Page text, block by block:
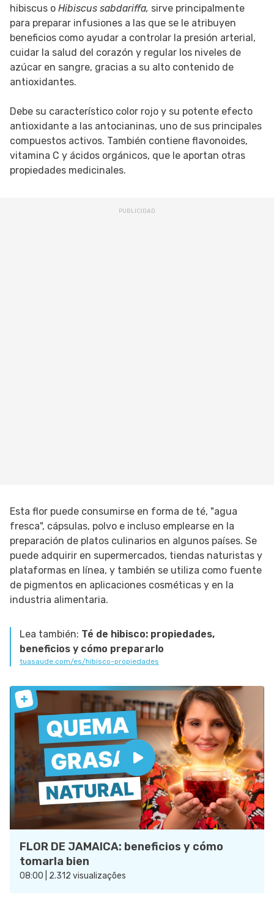
hibiscus o Hibiscus sabdariffa, sirve principalmente
para preparar infusiones a las que se le atribuyen
beneficios como ayudar a controlar la presión arterial,
cuidar la salud del corazón y regular los niveles de
azúcar en sangre, gracias a su alto contenido de
antioxidantes.
Debe su característico color rojo y su potente efecto
antioxidante a las antocianinas, uno de sus principales
compuestos activos. También contiene flavonoides,
vitamina C y ácidos orgánicos, que le aportan otras
propiedades medicinales.
Esta flor puede consumirse en forma de té, "agua
fresca", cápsulas, polvo e incluso emplearse en la
preparación de platos culinarios en algunos países. Se
puede adquirir en supermercados, tiendas naturistas y
plataformas en línea, y también se utiliza como fuente
de pigmentos en aplicaciones cosméticas y en la
industria alimentaria.
Lea también: Té de hibisco: propiedades,
beneficios y cómo prepararlo
tuasaude.com/es/hibisco-propiedades
FLOR DE JAMAICA: beneficios y cómo
tomarla bien
08:00 | 2.312 visualizações